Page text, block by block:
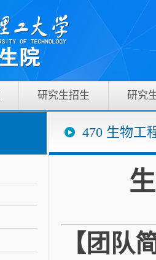
研究生招生 研究
470 生物工
【团队